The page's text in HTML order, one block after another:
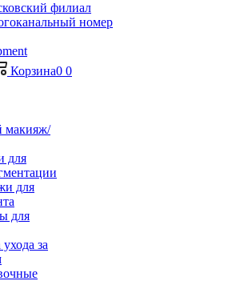
филиал
номер
Корзина0 0
макияж/
для
для
для
за